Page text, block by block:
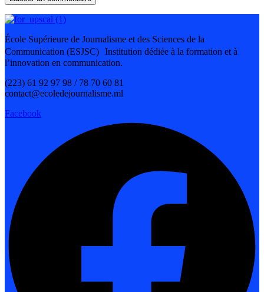
École Supérieure de Journalisme et des Sciences de la
Communication (ESJSC) Institution dédiée à la formation et à
l’innovation en communication.
(223) 61 92 97 98 / 78 70 60 81
contact@ecoledejournalisme.ml
Facebook